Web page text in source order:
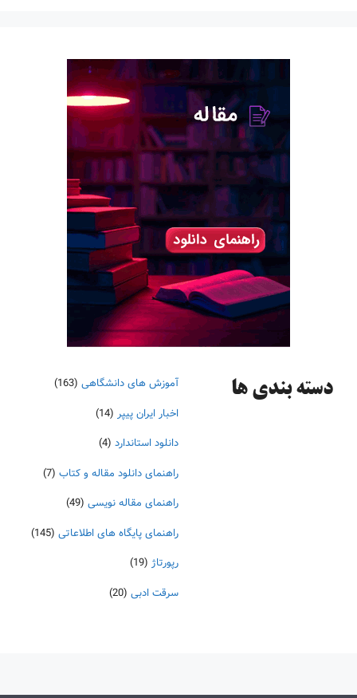
دسته‌ بندی ها آموزش های دانشگاهی (163)
اخبار ایران پیپر (14)
دانلود استاندارد (4)
راهنمای دانلود مقاله و کتاب (7)
راهنمای مقاله نویسی (49)
راهنمای پایگاه های اطلاعاتی (145)
رپورتاژ (19)
سرقت ادبی (20)